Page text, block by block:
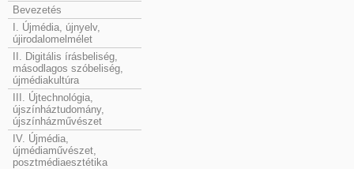
Bevezetés
I. Újmédia, újnyelv,
újirodalomelmélet
II. Digitális írásbeliség,
másodlagos szóbeliség,
újmédiakultúra
III. Újtechnológia,
újszínháztudomány,
újszínházművészet
IV. Újmédia,
újmédiaművészet,
posztmédiaesztétika